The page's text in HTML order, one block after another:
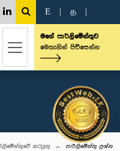
E த
මගේ පාර්ලිමේන්තුව
මෙතැනින් පිවිසෙන්න
කටයුතු පාර්ලි‌මේන්තු‌ ප්‍රශ්න